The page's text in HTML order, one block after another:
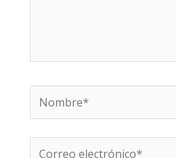
Nombre*
Correo